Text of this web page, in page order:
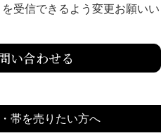
受信できるよう変更お願いい
い合わせる
帯を売りたい方へ